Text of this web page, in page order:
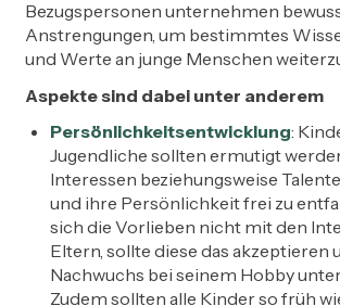
Bezugspersonen unternehmen
Anstrengungen, um bestimmtes
und Werte an junge Menschen
Aspekte sind dabei unter anderem
Persönlichkeitsentwicklung:
Jugendliche sollten ermutigt
Interessen beziehungsweise
und ihre Persönlichkeit frei zu
sich die Vorlieben nicht mit den
Eltern, sollte diese das akzeptieren
Nachwuchs bei seinem Hobby
Zudem sollten alle Kinder so früh